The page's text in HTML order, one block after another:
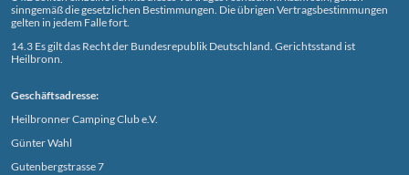
sinngemäß die gesetzlichen Bestimmungen. Die übrigen Vertragsbestimmungen
gelten in jedem Falle fort.
14.3 Es gilt das Recht der Bundesrepublik Deutschland. Gerichtsstand ist
Heilbronn.
Geschäftsadresse:
Heilbronner Camping Club e.V.
Günter Wahl
Gutenbergstrasse 7